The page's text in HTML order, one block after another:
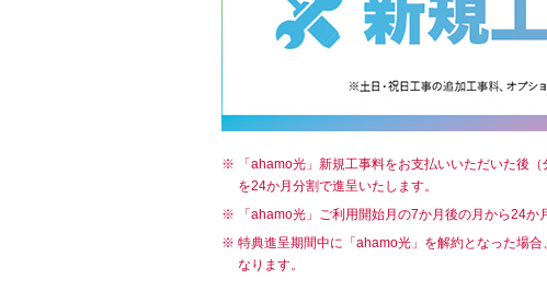
「ahamo光」新規工事料をお支払いいただいた後
を24か月分割で進呈いたします。
「ahamo光」ご利用開始月の7か月後の月から24か
特典進呈期間中に「ahamo光」を解約となった場
なります。